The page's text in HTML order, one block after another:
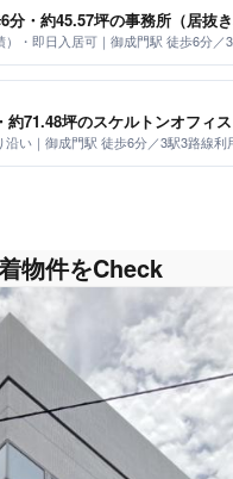
・約45.57坪の事務所（居抜
・即日入居可｜御成門駅 徒歩6分／
71.48坪のスケルトンオフィ
い｜御成門駅 徒歩6分／3駅3路線利
物件をCheck